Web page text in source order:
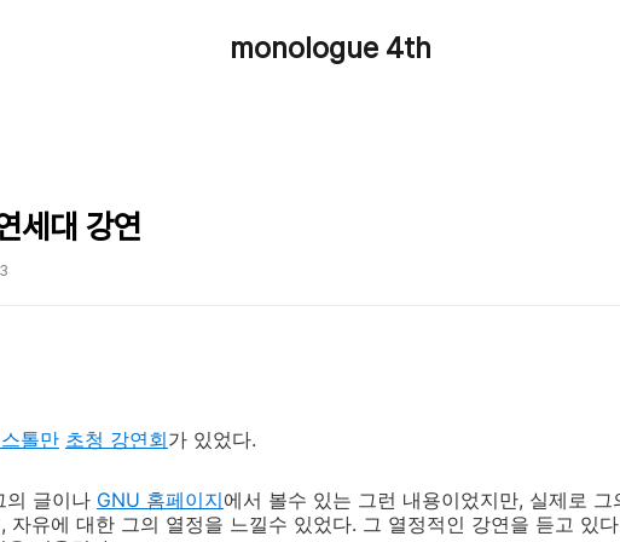
monologue 4th
세대 강연
톨만 초청 강연회가 있었다.
의 글이나 GNU 홈페이지에서 볼수 있는 그런 내용이었지만, 실제로
자유에 대한 그의 열정을 느낄수 있었다. 그 열정적인 강연을 듣고 있